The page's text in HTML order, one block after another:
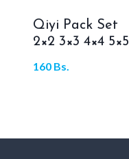
Qiyi Pack Set
2×2 3×3 4×4 5×5
160 Bs.